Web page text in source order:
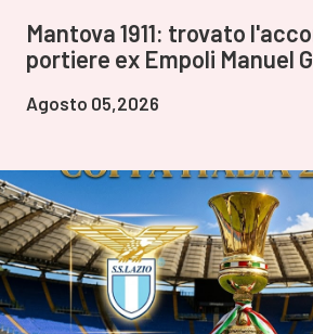
Mantova 1911: trovato
portiere ex Empoli Manuel
Agosto 05,2026